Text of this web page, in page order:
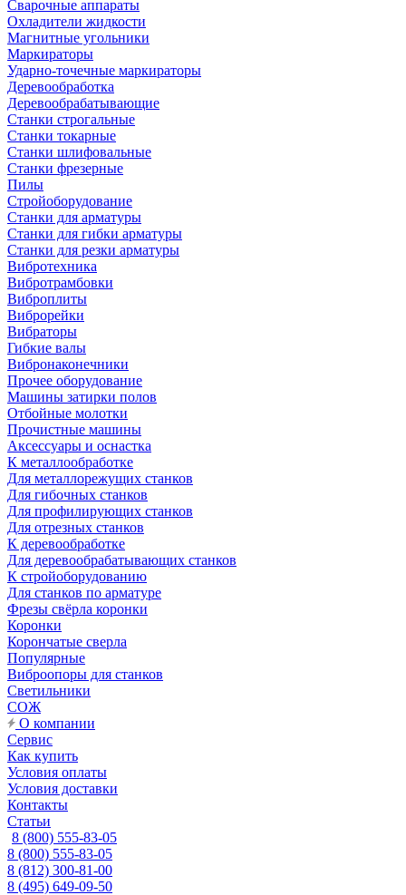
Сварочные аппараты
Охладители жидкости
Магнитные угольники
Маркираторы
Ударно-точечные маркираторы
Деревообработка
Деревообрабатывающие
Станки строгальные
Станки токарные
Станки шлифовальные
Станки фрезерные
Пилы
Стройоборудование
Станки для арматуры
Станки для гибки арматуры
Станки для резки арматуры
Вибротехника
Вибротрамбовки
Виброплиты
Виброрейки
Вибраторы
Гибкие валы
Вибронаконечники
Прочее оборудование
Машины затирки полов
Отбойные молотки
Прочистные машины
Аксeccyapы и оснастка
К металлообработке
Для металлорежущих станков
Для гибочных станков
Для профилирующих станков
Для отрезных станков
К деревообработке
Для деревообрабатывающих станков
К стройоборудованию
Для станков по арматуре
Фрезы свёрла коронки
Коронки
Корончатые сверла
Популярные
Виброопоры для станков
Светильники
СОЖ
О компании
Сервис
Как купить
Условия оплаты
Условия доставки
Контакты
Статьи
8 (800) 555-83-05
8 (800) 555-83-05
8 (812) 300-81-00
8 (495) 649-09-50